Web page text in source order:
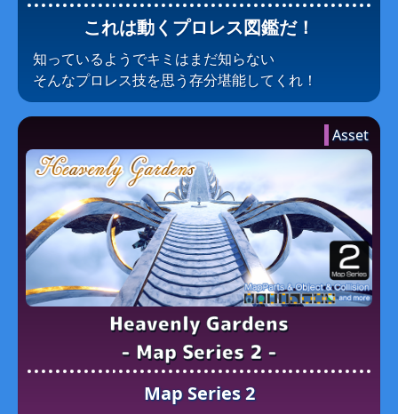
これは動くプロレス図鑑だ！
知っているようで​キミは​まだ​知らない
そんな​プロレス技を​思う​存分​堪能してくれ！
Asset
Heavenly Gardens
- Map Series 2 -
Map Series 2